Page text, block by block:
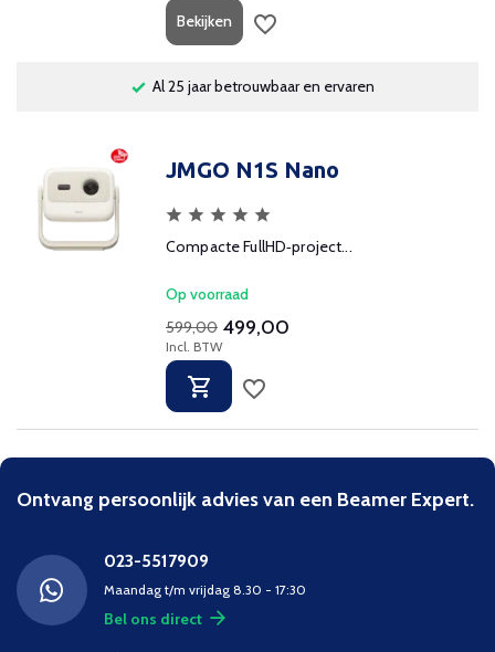
Bekijken
Al 25 jaar betrouwbaar en ervaren
JMGO N1S Nano
Compacte FullHD‑project...
Op voorraad
599,00 499,00
Incl. BTW
Ontvang persoonlijk advies van een Beamer Expert.
023-5517909
Maandag t/m vrijdag 8.30 - 17:30
Bel ons direct